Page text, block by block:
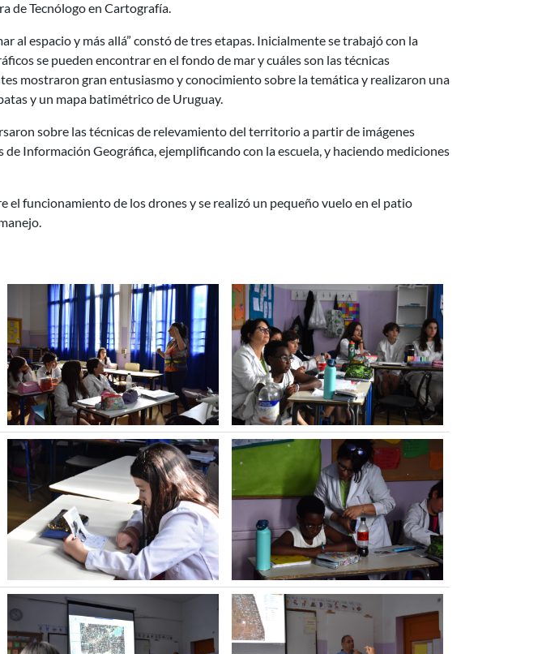
de Tecnólogo en Cartografía.
al espacio y más allá” constó de tres etapas. Inicialmente se trabajó con la
se pueden encontrar en el fondo de mar y cuáles son las técnicas
mostraron gran entusiasmo y conocimiento sobre la temática y realizaron una
y un mapa batimétrico de Uruguay.
sobre las técnicas de relevamiento del territorio a partir de imágenes
Información Geográfica, ejemplificando con la escuela, y haciendo mediciones
el funcionamiento de los drones y se realizó un pequeño vuelo en el patio